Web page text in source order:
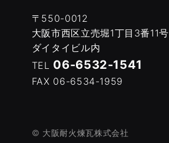
〒550-0012
大阪市西区立売堀1丁目3番11号
ダイタイビル内
TEL 06-6532-1541
FAX 06-6534-1959
© 大阪耐火煉瓦株式会社